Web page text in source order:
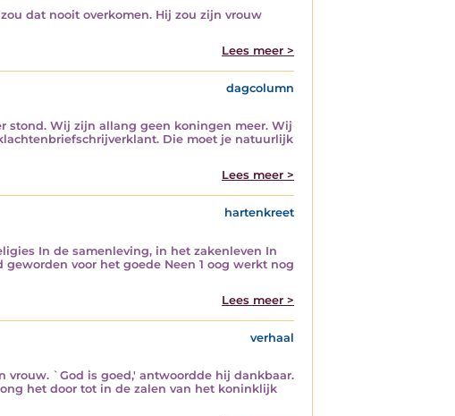
dat nooit overkomen. Hij zou zijn vrouw
Lees meer >
dagcolumn
stond. Wij zijn allang geen koningen meer. Wij
Die moet je natuurlijk
Lees meer >
hartenkreet
In de samenleving, in het zakenleven In
voor het goede Neen 1 oog werkt nog
Lees meer >
verhaal
vrouw. `God is goed,' antwoordde hij dankbaar.
het door tot in de zalen van het koninklijk